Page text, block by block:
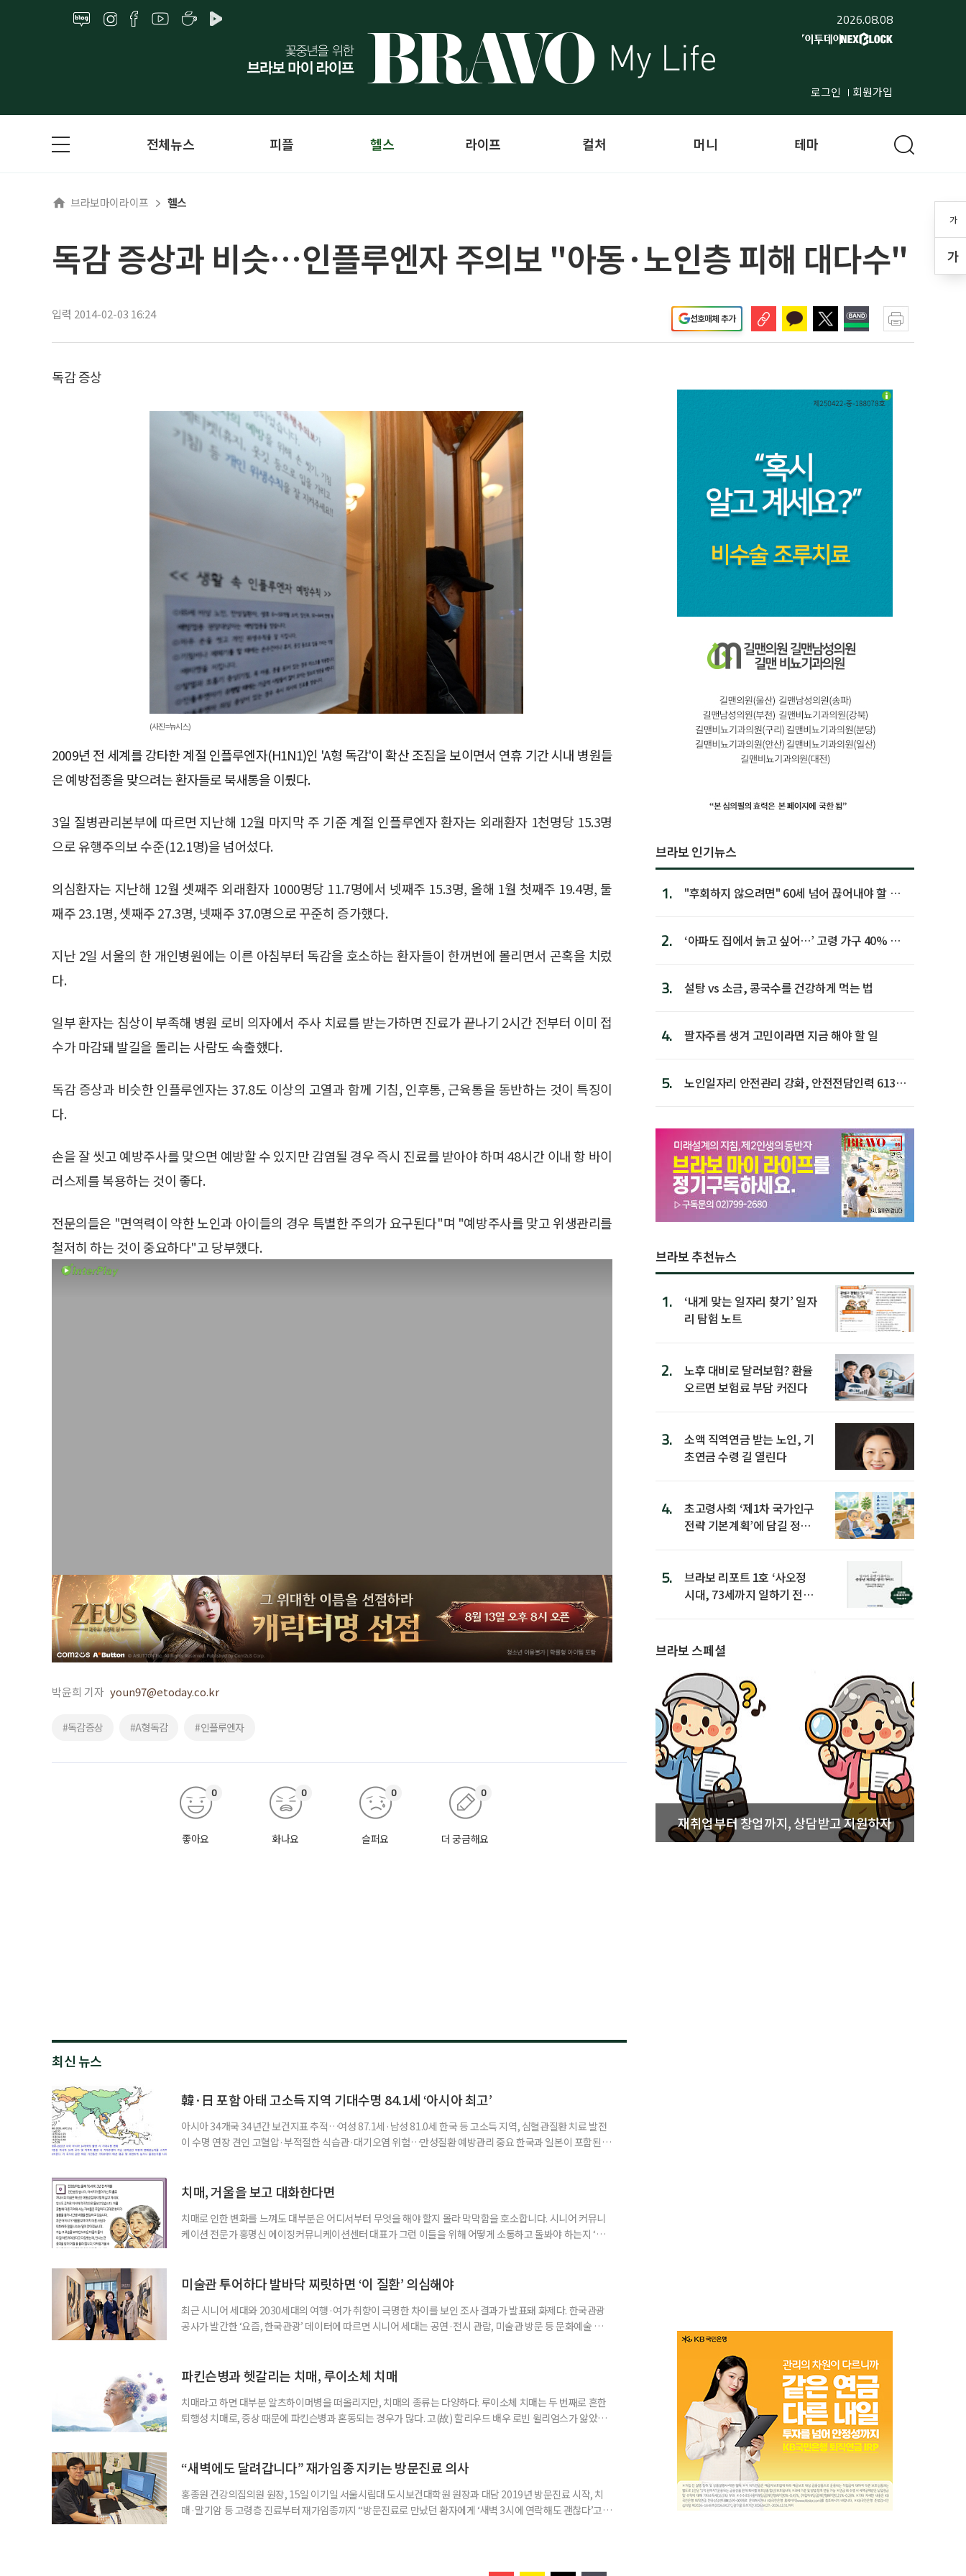
2026.08.08
로그인 회원가입
가
가
전체뉴스 피플 헬스 라이프 컬처 머니 테마
브라보마이라이프 헬스
독감 증상과 비슷…인플루엔자 주의보 "아동·노인층 피해 대다수"
입력 2014-02-03 16:24 선호매체 추가
독감 증상
(사진=뉴시스)
2009년 전 세계를 강타한 계절 인플루엔자(H1N1)인 'A형 독감'이 확산 조짐을 보이면서 연휴 기간 시내 병원들
은 예방접종을 맞으려는 환자들로 북새통을 이뤘다.
3일 질병관리본부에 따르면 지난해 12월 마지막 주 기준 계절 인플루엔자 환자는 외래환자 1천명당 15.3명
으로 유행주의보 수준(12.1명)을 넘어섰다.
의심환자는 지난해 12월 셋째주 외래환자 1000명당 11.7명에서 넷째주 15.3명, 올해 1월 첫째주 19.4명, 둘
째주 23.1명, 셋째주 27.3명, 넷째주 37.0명으로 꾸준히 증가했다.
지난 2일 서울의 한 개인병원에는 이른 아침부터 독감을 호소하는 환자들이 한꺼번에 몰리면서 곤혹을 치렀
다.
일부 환자는 침상이 부족해 병원 로비 의자에서 주사 치료를 받는가하면 진료가 끝나기 2시간 전부터 이미 접
수가 마감돼 발길을 돌리는 사람도 속출했다.
독감 증상과 비슷한 인플루엔자는 37.8도 이상의 고열과 함께 기침, 인후통, 근육통을 동반하는 것이 특징이
다.
손을 잘 씻고 예방주사를 맞으면 예방할 수 있지만 감염될 경우 즉시 진료를 받아야 하며 48시간 이내 항 바이
러스제를 복용하는 것이 좋다.
전문의들은 "면역력이 약한 노인과 아이들의 경우 특별한 주의가 요구된다"며 "예방주사를 맞고 위생관리를
철저히 하는 것이 중요하다"고 당부했다.
박윤희 기자 youn97@etoday.co.kr
#독감증상 #A형독감 #인플루엔자
좋아요
0
화나요
0
슬퍼요
0
더 궁금해요
0
최신 뉴스
韓·日 포함 아태 고소득 지역 기대수명 84.1세 ‘아시아 최고’
아시아 34개국 34년간 보건지표 추적…여성 87.1세·남성 81.0세 한국 등 고소득 지역, 심혈관질환 치료 발전
이 수명 연장 견인 고혈압·부적절한 식습관·대기오염 위험…만성질환 예방관리 중요 한국과 일본이 포함된 아
분석한 장기 추적 결과를 발표했다. 이번 연구에는 고려대와 경희대를 비롯해 연세대, 워싱턴대 보건계량평
치매, 거울을 보고 대화한다면
치매로 인한 변화를 느껴도 대부분은 어디서부터 무엇을 해야 할지 몰라 막막함을 호소합니다. 시니어 커뮤니
케이션 전문가 홍명신 에이징커뮤니케이션센터 대표가 그런 이들을 위해 어떻게 소통하고 돌봐야 하는지 ‘치
어릴 때는 거울 속 모습을 다른 사람으로 인식했습니다. 대개 두 살 무렵이 되면 ‘거울 속의 나’를 알아보지요.
미술관 투어하다 발바닥 찌릿하면 ‘이 질환’ 의심해야
최근 시니어 세대와 2030세대의 여행·여가 취향이 극명한 차이를 보인 조사 결과가 발표돼 화제다. 한국관광
공사가 발간한 ‘요즘, 한국관광’ 데이터에 따르면 시니어 세대는 공연·전시 관람, 미술관 방문 등 문화예술 공간
보여준다. 일각에선 취업난과 경제적 불확실성 속에 2030세대는 심리적 휴식과 복잡한 생각을 비워내는
파킨슨병과 헷갈리는 치매, 루이소체 치매
치매라고 하면 대부분 알츠하이머병을 떠올리지만, 치매의 종류는 다양하다. 루이소체 치매는 두 번째로 흔한
퇴행성 치매로, 증상 때문에 파킨슨병과 혼동되는 경우가 많다. 고(故) 할리우드 배우 로빈 윌리엄스가 앓았던
야 한다. 루이소체는 알파시뉴클레인(Alpha-synuclein)이라는 단백질이 비정상적으로 응집해 만
“새벽에도 달려갑니다” 재가임종 지키는 방문진료 의사
홍종원 건강의집의원 원장, 15일 이기일 서울시립대 도시보건대학원 원장과 대담 2019년 방문진료 시작, 치
매·말기암 등 고령층 진료부터 재가임종까지 “방문진료로 만났던 환자에게 ‘새벽 3시에 연락해도 괜찮다’고
브라보 인기뉴스
1.
"후회하지 않으려면" 60세 넘어 끊어내야 할 사
2.
‘아파도 집에서 늙고 싶어…’ 고령 가구 40% 노
3. 설탕 vs 소금, 콩국수를 건강하게 먹는 법
4. 팔자주름 생겨 고민이라면 지금 해야 할 일
5.
노인일자리 안전관리 강화, 안전전담인력 613명
브라보 추천뉴스
1.
‘내게 맞는 일자리 찾기’ 일자
리 탐험 노트
2.
노후 대비로 달러보험? 환율
오르면 보험료 부담 커진다
3.
소액 직역연금 받는 노인, 기
초연금 수령 길 열린다
4.
초고령사회 ‘제1차 국가인구
전략 기본계획’에 담길 정책
5.
브라보 리포트 1호 ‘사오정
시대, 73세까지 일하기 전략’
브라보 스페셜
재취업부터 창업까지, 상담받고 지원하자